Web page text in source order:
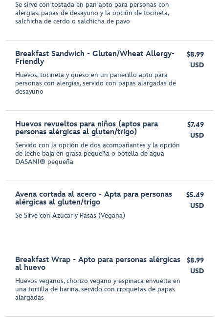
Se sirve con tostada en pan apto para personas con
alergias, papas de desayuno y la opción de tocineta,
salchicha de cerdo o salchicha de pavo
Breakfast Sandwich - Gluten/Wheat Allergy-
Friendly
Huevos, tocineta y queso en un panecillo apto para
personas con alergias, servido con papas alargadas de
desayuno
$8.99
USD
Huevos revueltos para niños (aptos para
personas alérgicas al gluten/trigo)
Servido con la opción de dos acompañantes y la opción
de leche baja en grasa pequeña o botella de agua
DASANI® pequeña
$7.49
USD
Avena cortada al acero - Apta para personas
alérgicas al gluten/trigo
Se Sirve con Azúcar y Pasas (Vegana)
$5.49
USD
Breakfast Wrap - Apto para personas alérgicas
al huevo
Huevos veganos, chorizo vegano y espinaca envuelta en
una tortilla de harina, servido con croquetas de papas
alargadas
$8.99
USD